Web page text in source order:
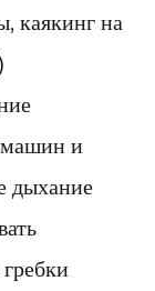
мыслей
каякинг на
машин и
дыхание